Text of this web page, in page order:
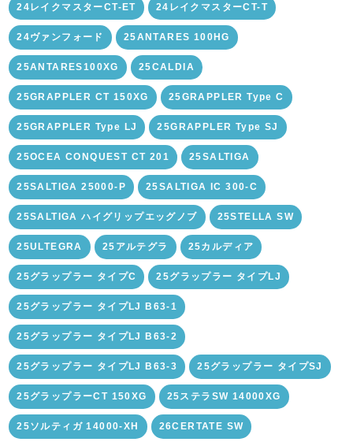
24レイクマスターCT-ET 24レイクマスターCT-T
24ヴァンフォード 25ANTARES 100HG
25ANTARES100XG 25CALDIA
25GRAPPLER CT 150XG 25GRAPPLER Type C
25GRAPPLER Type LJ 25GRAPPLER Type SJ
25OCEA CONQUEST CT 201 25SALTIGA
25SALTIGA 25000-P 25SALTIGA IC 300-C
25SALTIGA ハイグリップエッグノブ 25STELLA SW
25ULTEGRA 25アルテグラ 25カルディア
25グラップラー タイプC 25グラップラー タイプLJ
25グラップラー タイプLJ B63-1
25グラップラー タイプLJ B63-2
25グラップラー タイプLJ B63-3 25グラップラー タイプSJ
25グラップラーCT 150XG 25ステラSW 14000XG
25ソルティガ 14000-XH 26CERTATE SW